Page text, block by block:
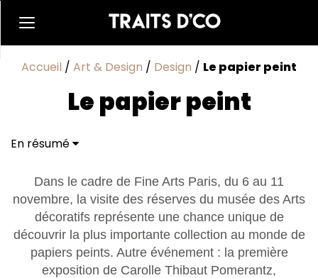
Accueil / Art & Design / Design / Le papier peint
Le papier peint
En résumé
Dans le cadre de Fine Arts Paris, du 6 au 11
novembre, la visite des réserves du musée des Arts
décoratifs représente une chance unique de
découvrir la plus importante collection au monde de
papiers peints. Autre événement : la première
exposition de Carolle Thibaut Pomerantz,